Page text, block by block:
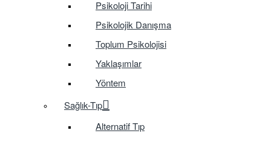
Psikoloji Tarihi
Psikolojik Danışma
Toplum Psikolojisi
Yaklaşımlar
Yöntem
Sağlık-Tıp
Alternatif Tıp